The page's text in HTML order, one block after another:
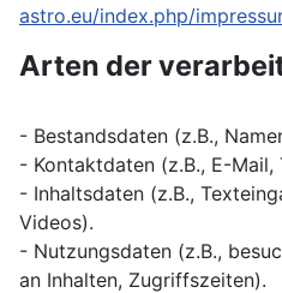
astro.eu/index.php/
Arten der
- Bestandsdaten (z.B.,
- Kontaktdaten (z.B., E-Mail,
- Inhaltsdaten (z.B.,
Videos).
- Nutzungsdaten (z.B.,
an Inhalten, Zugriffszeiten).